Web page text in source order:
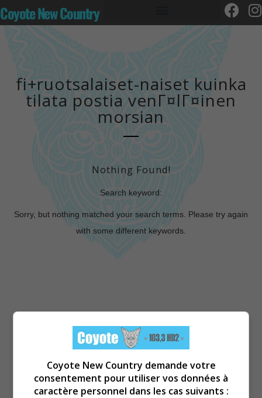
Coyote New Country
fi+ruotsalaiset-naiset kuinka
tilata postia venГ¤lГ¤inen
morsian
Nothing Found!
Search keyword:
Sorry, but nothing matched your search terms. Please try again
with some different keywords.
Coyote New Country demande votre
consentement pour utiliser vos données à
caractère personnel dans les cas suivants :